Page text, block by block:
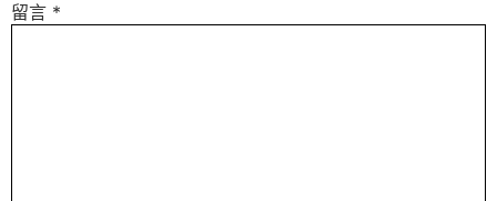
留言 *